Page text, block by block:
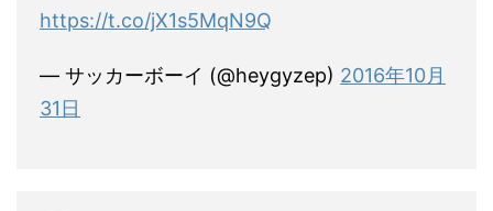
https://t.co/jX1s5MqN9Q
— サッカーボーイ (@heygyzep) 2016年10月
31日